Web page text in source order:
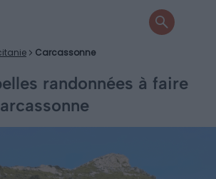
Carcassonne
randonnées à faire